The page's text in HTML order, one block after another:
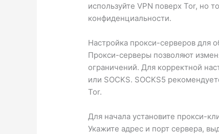
используйте VPN поверх Tor, но
конфиденциальности.
Настройка прокси-серверов для
Прокси-серверы позволяют
ограничений. Для корректной
или SOCKS. SOCKS5
Tor.
Для начала установите прокси-
Укажите адрес и порт сервера,